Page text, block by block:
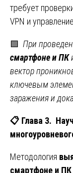
требует
VPN и
🟩 При
смартфоне и ПК
вектор
ключевым
заражения и
📋 Глава 3.
Методология
смартфоне и ПК